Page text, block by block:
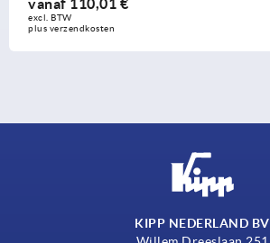
€
KIPP NEDERLAND BV